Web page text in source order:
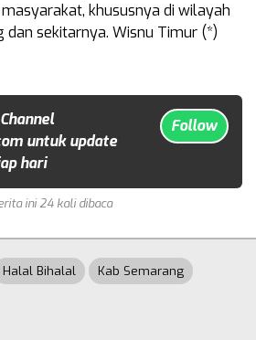
khususnya di wilayah
dan sekitarnya. Wisnu Timur (*)
untuk update
hari
Follow
ini 24 kali dibaca
Halal Bihalal Kab Semarang